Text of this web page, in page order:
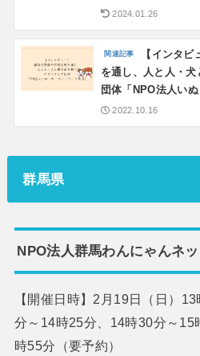
2024.01.26
【インタ
を通し、人と人・
団体「NPO法人い
2022.10.16
群馬県
NPO法人群馬わんにゃんネ
【開催日時】2月19日（日）
分～14時25分、14時30分～
時55分（要予約）